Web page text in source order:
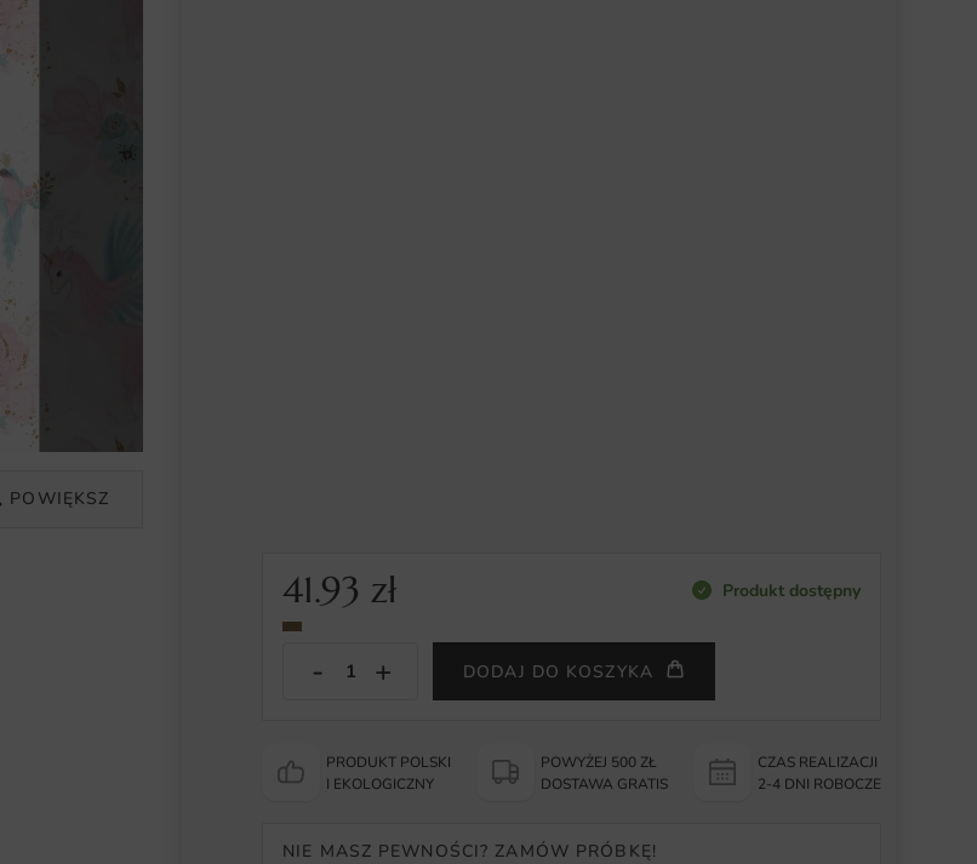
POWIĘKSZ
41.93zł Produkt dostępny
DODAJ DO KOSZYKA
PRODUKT POLSKI
I EKOLOGICZNY
POWYŻEJ 500 ZŁ
DOSTAWA GRATIS
CZAS REALIZACJI
2-4 DNI ROBOCZE
NIE MASZ PEWNOŚCI? ZAMÓW PRÓBKĘ!